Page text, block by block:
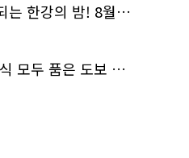
낮보다 기대되는 한강의 밤! 8월 한정 무료 '한강 밤핑' 예약은?
호수·예술·미식 모두 품은 도보 코스! 서울식물원~LG아트센터~마곡테라스거리